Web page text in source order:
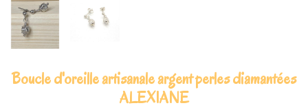
Boucle d'oreille artisanale argent perles diamantées
ALEXIANE